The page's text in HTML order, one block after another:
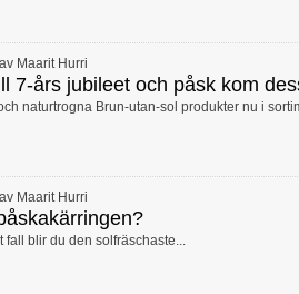
Maarit Hurri
7-års jubileet och påsk kom
naturtrogna Brun-utan-sol produkter nu i
Maarit Hurri
fall blir du den solfräschaste...